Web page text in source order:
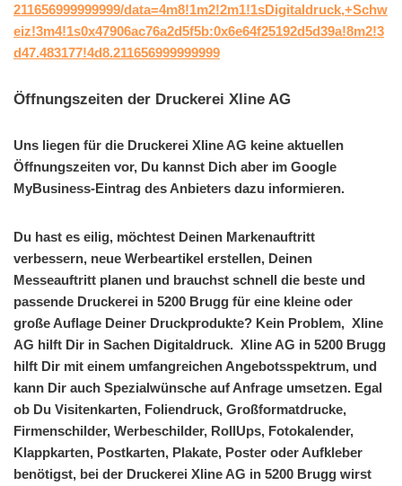
211656999999999/data=4m8!1m2!2m1!1sDigitaldruck,+Schw
eiz!3m4!1s0x47906ac76a2d5f5b:0x6e64f25192d5d39a!8m2!3
d47.483177!4d8.211656999999999
Öffnungszeiten der Druckerei Xline AG
Uns liegen für die Druckerei Xline AG keine aktuellen
Öffnungszeiten vor, Du kannst Dich aber im Google
MyBusiness-Eintrag des Anbieters dazu informieren.
Du hast es eilig, möchtest Deinen Markenauftritt
verbessern, neue Werbeartikel erstellen, Deinen
Messeauftritt planen und brauchst schnell die beste und
passende Druckerei in 5200 Brugg für eine kleine oder
große Auflage Deiner Druckprodukte? Kein Problem, Xline
AG hilft Dir in Sachen Digitaldruck. Xline AG in 5200 Brugg
hilft Dir mit einem umfangreichen Angebotsspektrum, und
kann Dir auch Spezialwünsche auf Anfrage umsetzen. Egal
ob Du Visitenkarten, Foliendruck, Großformatdrucke,
Firmenschilder, Werbeschilder, RollUps, Fotokalender,
Klappkarten, Postkarten, Plakate, Poster oder Aufkleber
benötigst, bei der Druckerei Xline AG in 5200 Brugg wirst